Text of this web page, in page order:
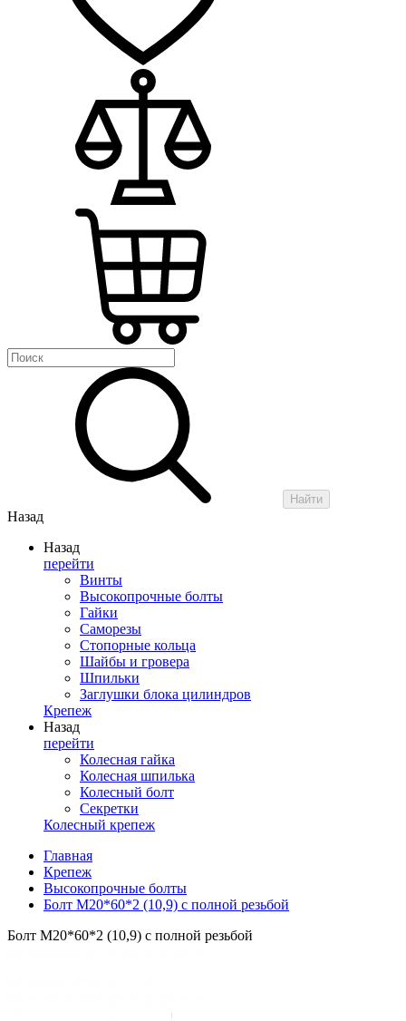
Найти
Назад
Назад
перейти
Винты
Высокопрочные болты
Гайки
Саморезы
Стопорные кольца
Шайбы и гровера
Шпильки
Заглушки блока цилиндров
Крепеж
Назад
перейти
Колесная гайка
Колесная шпилька
Колесный болт
Секретки
Колесный крепеж
Главная
Крепеж
Высокопрочные болты
Болт М20*60*2 (10,9) с полной резьбой
Болт М20*60*2 (10,9) с полной резьбой